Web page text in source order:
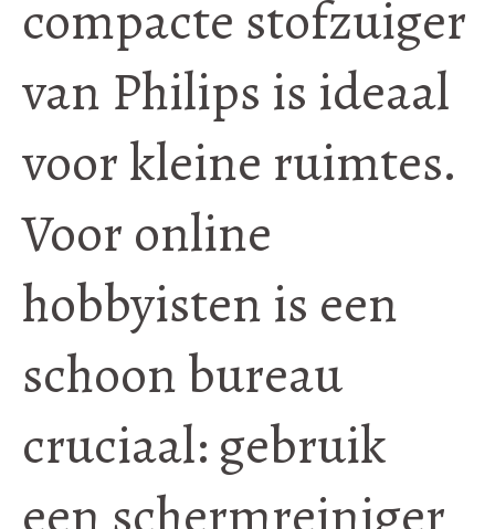
compacte stofzuiger
van Philips is ideaal
voor kleine ruimtes.
Voor online
hobbyisten is een
schoon bureau
cruciaal: gebruik